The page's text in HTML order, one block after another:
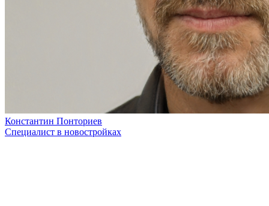
Константин Понториев
Специалист в новостройках